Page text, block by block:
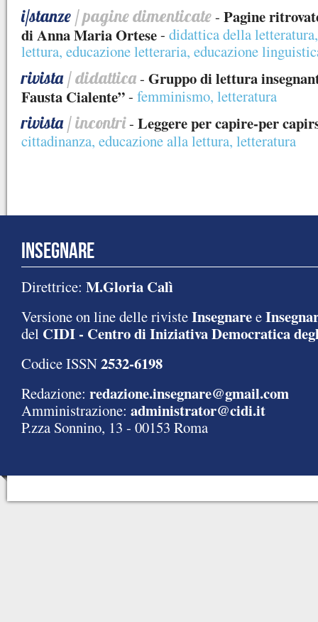
i/stanze / pagine dimenticate- Pagine
di Anna Maria Ortese- didattica della letteratura
lettura, educazione letteraria, educazione
rivista/ didattica- Gruppo di lettura
Fausta Cialente”- femminismo, letteratura
rivista/ incontri- Leggere per capire-per
cittadinanza, educazione alla lettura, letteratura
INSEGNARE
Direttrice: M.Gloria Calì
Versione on line delle rivisteInsegnaree
del CIDI - Centro di Iniziativa Democratica
Codice ISSN2532-6198
Redazione: redazione.insegnare@gmail.com
Amministrazione: administrator@cidi.it
P.zza Sonnino, 13 - 00153 Roma